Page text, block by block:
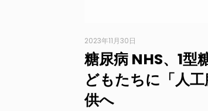
2023年11月30日
糖尿病 NHS、1型
どもたちに「人
供へ